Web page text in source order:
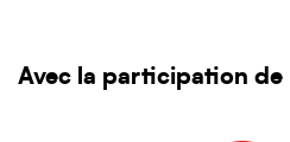
Avec la participation de